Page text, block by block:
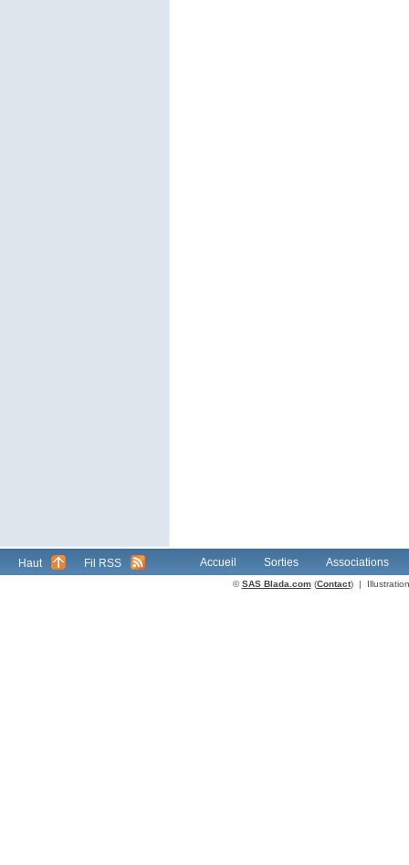
Haut Fil RSS Accueil Sorties Associations
©SAS Blada.com(Contact) |